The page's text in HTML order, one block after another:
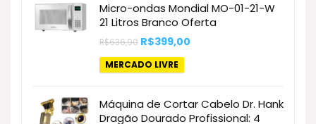
R$999,00.R$655,23.
Micro-ondas Mondial MO-01-21-W
21 Litros Branco Oferta
R$636,90 O
original
era:
R$399,00
MERCADO LIVRE
Máquina de Cortar Cabelo Dr. Hank
Dragão Dourado Profissional: 4